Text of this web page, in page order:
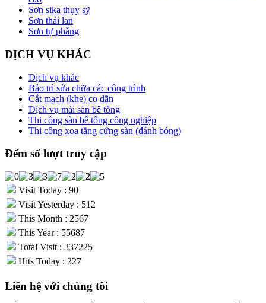
Sơn sika thụy sỹ
Sơn thái lan
Sơn tự phẳng
DỊCH VỤ KHÁC
Dịch vụ khác
Bảo trì sửa chữa các công trình
Cắt mạch (khe) co dãn
Dịch vụ mái sàn bê tông
Thi công sàn bê tông công nghiệp
Thi công xoa tăng cứng sàn (đánh bóng)
Đếm số lượt truy cập
Visit Today : 90
Visit Yesterday : 512
This Month : 2567
This Year : 55687
Total Visit : 337225
Hits Today : 227
Liên hệ với chúng tôi